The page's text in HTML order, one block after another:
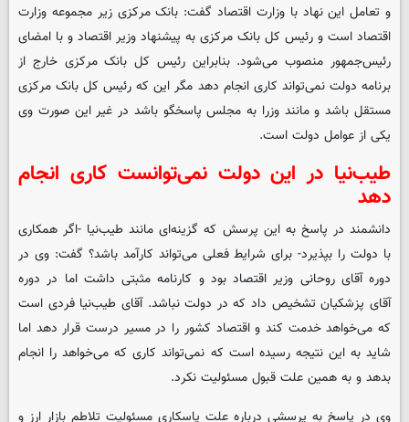
و تعامل این نهاد با وزارت اقتصاد گفت: بانک مرکزی زیر مجموعه وزارت
اقتصاد است و رئیس کل بانک مرکزی به پیشنهاد وزیر اقتصاد و با امضای
رئیس‌جمهور منصوب می‌شود. بنابراین رئیس کل بانک مرکزی خارج از
برنامه دولت نمی‌تواند کاری انجام دهد مگر این که رئیس کل بانک مرکزی
مستقل باشد و مانند وزرا به مجلس پاسخگو باشد در غیر این صورت وی
یکی از عوامل دولت است.
طیب‌نیا در این دولت نمی‌توانست کاری انجام
دهد
دانشمند در پاسخ به این پرسش که گزینه‌ای مانند طیب‌نیا -اگر همکاری
با دولت را بپذیرد- برای شرایط فعلی می‌تواند کارآمد باشد؟ گفت: وی در
دوره آقای روحانی وزیر اقتصاد بود و کارنامه مثبتی داشت اما در دوره
آقای پزشکیان تشخیص داد که در دولت نباشد. آقای طیب‌نیا فردی است
که می‌خواهد خدمت کند و اقتصاد کشور را در مسیر درست قرار دهد اما
شاید به این نتیجه رسیده است که نمی‌تواند کاری که می‌خواهد را انجام
بدهد و به همین علت قبول مسئولیت نکرد.
وی در پاسخ به پرسشی درباره علت پاسکاری مسئولیت تلاطم بازار ارز و